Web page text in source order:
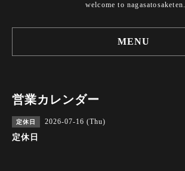
welcome to nagasatosaketen.
MENU
営業カレンダー
定休日 2026-07-16 (Thu)
定休日